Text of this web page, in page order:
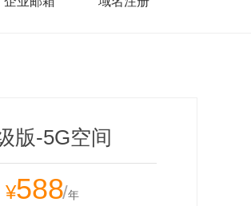
版-5G空间
¥588/年